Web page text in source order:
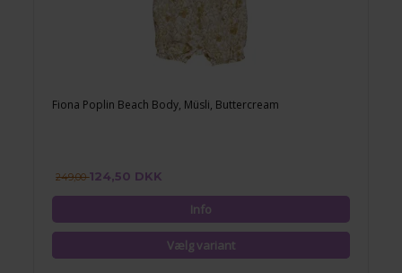
Fiona Poplin Beach Body, Müsli, Buttercream
249,00124,50 DKK